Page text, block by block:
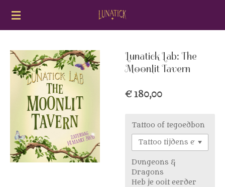
Ga
direct
naar
hoofdinhoud
Lunatick Lab: The
Moonlit Tavern
€ 180,00
Tattoo of tegoedbon
Dungeons &
Dragons
Heb je ooit eerder